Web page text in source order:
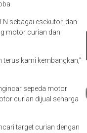
sebagai esekutor, dan
motor curian dan
terus kami kembangkan,”
sepeda motor
curian dijual seharga
target curian dengan